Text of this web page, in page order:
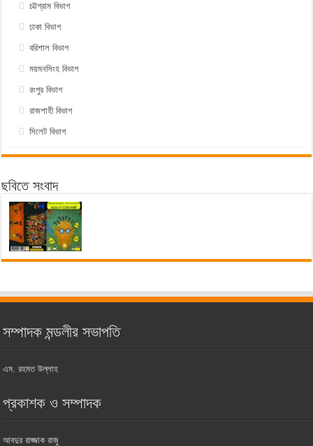
চট্টগ্রাম বিভাগ
ঢাকা বিভাগ
বরিশাল বিভাগ
ময়মনসিংহ বিভাগ
রংপুর বিভাগ
রাজশাহী বিভাগ
সিলেট বিভাগ
ছবিতে সংবাদ
সম্পাদক মন্ডলীর সভাপতি
এম. রহমত উল্লাহ
প্রকাশক ও সম্পাদক
আবদুর রাজ্জাক রাজু